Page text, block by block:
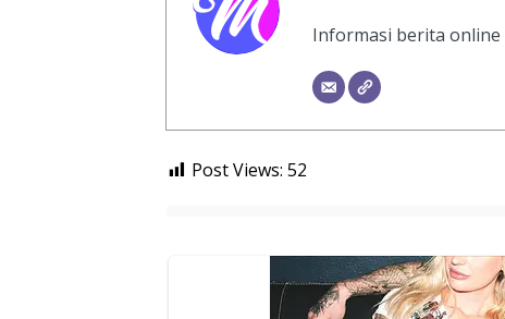
Informasi berita
Post Views: 52